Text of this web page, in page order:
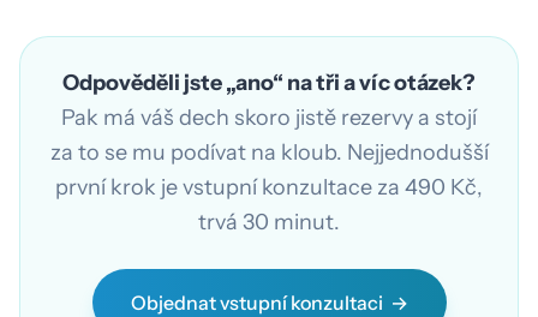
Odpověděli jste „ano“ na tři a víc otázek?
Pak má váš dech skoro jistě rezervy a stojí
za to se mu podívat na kloub. Nejjednodušší
první krok je vstupní konzultace za 490 Kč,
trvá 30 minut.
Objednat vstupní konzultaci